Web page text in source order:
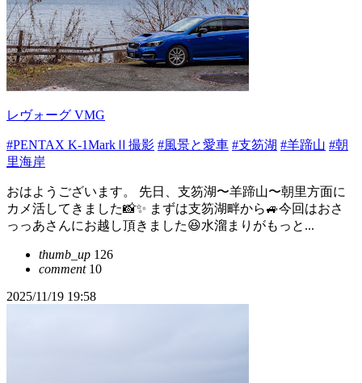
レヴォーグ VMG
#PENTAX K-1MarkⅡ撮影 #風景と愛車 #支笏湖 #羊蹄山 #朝
里海岸
おはようございます。 先日、支笏湖〜羊蹄山〜朝里方面に
カメ活してきました📸✨ まずは支笏湖畔から🚙今回はおさ
っっあさんにお越し頂きました😆水溜まりがもっと...
thumb_up 126
comment10
2025/11/19 19:58